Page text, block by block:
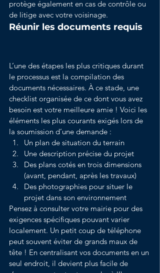
protège également en cas de contrôle ou
de litige avec votre voisinage.
Réunir les documents requis
L’une des étapes les plus critiques durant
le processus est la compilation des
documents nécessaires. À ce stade, une
checklist organisée de ce dont vous avez
besoin est votre meilleure amie ! Voici les
éléments les plus courants exigés lors de
la soumission d’une demande :
Un plan de situation du terrain
Une description précise du projet
Des plans cotés en trois dimensions
(avant, pendant, après les travaux)
Des photographies pour situer le
projet dans son environnement
Pensez à consulter votre mairie pour des
exigences spécifiques pouvant varier
localement. Un petit coup de téléphone
peut souvent éviter de grands maux de
tête ! En centralisant vos documents en un
seul endroit, il devient plus facile de